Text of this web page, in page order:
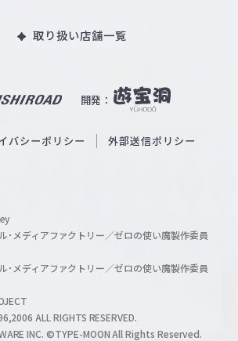
開発：
u
b
O
i
l
h
a
取り扱い店舗一覧
バシーポリシー 外部送信ポリシー
･メディアファクトリー／ゼロの使い魔製作委員
･メディアファクトリー／ゼロの使い魔製作委員
ALL RIGHTS RESERVED.
INC. ©TYPE-MOON All Rights Reserved.